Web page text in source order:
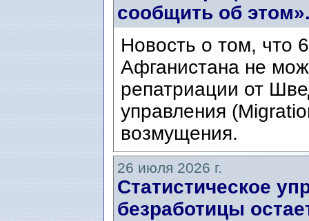
сообщить об
Новость о том, что
Афганистана не
репатриации от
управления
возмущения.
26 июля 2026 г.
Статистическое
безработицы